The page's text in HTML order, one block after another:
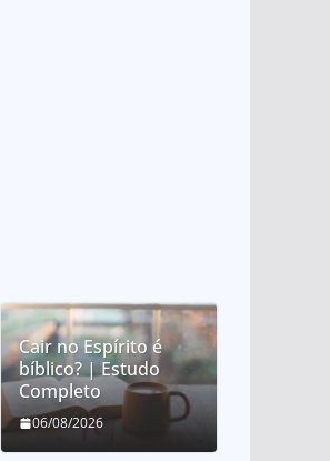
Cair no Espírito é
bíblico? | Estudo
Completo
06/08/2026
O que é orar em